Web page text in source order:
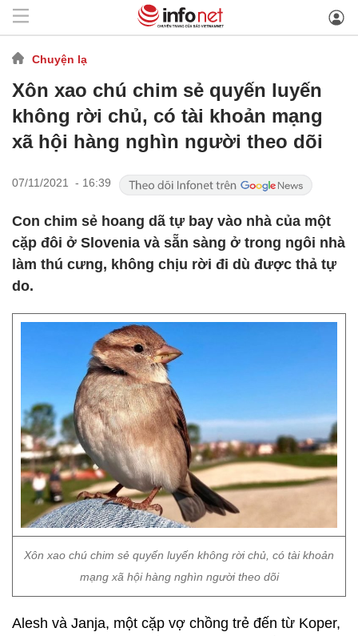
Chuyện lạ
Xôn xao chú chim sẻ quyến luyến
không rời chủ, có tài khoản mạng
xã hội hàng nghìn người theo dõi
07/11/2021 - 16:39
Con chim sẻ hoang dã tự bay vào nhà của một
cặp đôi ở Slovenia và sẵn sàng ở trong ngôi nhà
làm thú cưng, không chịu rời đi dù được thả tự
do.
Xôn xao chú chim sẻ quyến luyến không rời chủ, có tài khoản
mạng xã hội hàng nghìn người theo dõi
Alesh và Janja, một cặp vợ chồng trẻ đến từ Koper,